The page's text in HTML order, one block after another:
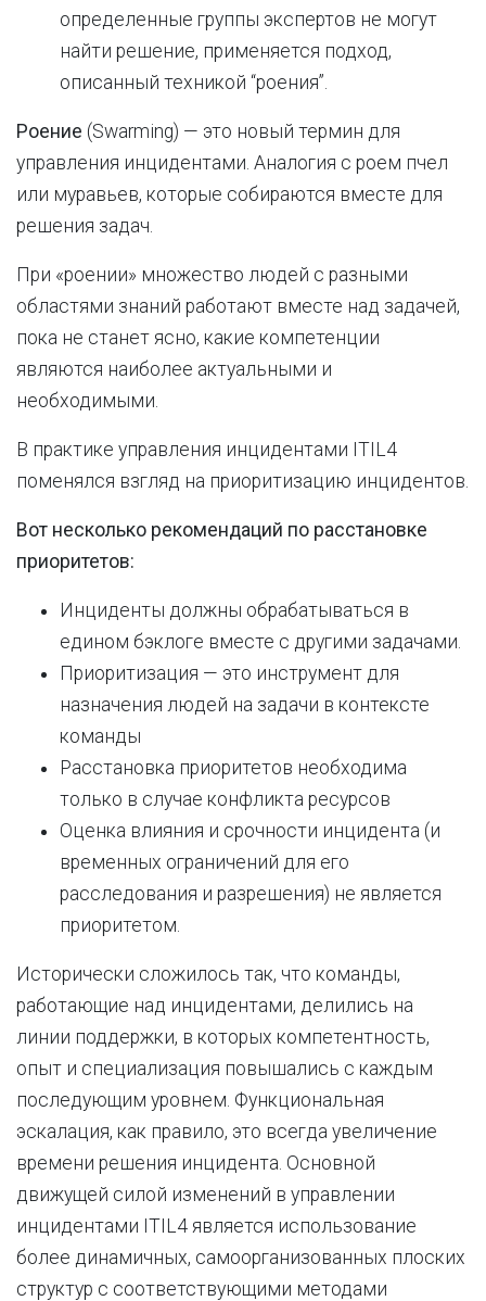
определенные группы экспертов не могут
найти решение, применяется подход,
описанный техникой “роения”.
Роение (Swarming) — это новый термин для
управления инцидентами. Аналогия с роем пчел
или муравьев, которые собираются вместе для
решения задач.
При «роении» множество людей с разными
областями знаний работают вместе над задачей,
пока не станет ясно, какие компетенции
являются наиболее актуальными и
необходимыми.
В практике управления инцидентами ITIL4
поменялся взгляд на приоритизацию инцидентов.
Вот несколько рекомендаций по расстановке
приоритетов:
Инциденты должны обрабатываться в
едином бэклоге вместе с другими задачами.
Приоритизация — это инструмент для
назначения людей на задачи в контексте
команды
Расстановка приоритетов необходима
только в случае конфликта ресурсов
Оценка влияния и срочности инцидента (и
временных ограничений для его
расследования и разрешения) не является
приоритетом.
Исторически сложилось так, что команды,
работающие над инцидентами, делились на
линии поддержки, в которых компетентность,
опыт и специализация повышались с каждым
последующим уровнем. Функциональная
эскалация, как правило, это всегда увеличение
времени решения инцидента. Основной
движущей силой изменений в управлении
инцидентами ITIL4 является использование
более динамичных, самоорганизованных плоских
структур с соответствующими методами